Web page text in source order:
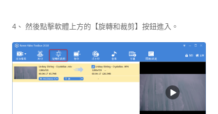
4、 然後點擊軟體上方的【旋轉和裁剪】按鈕進入。